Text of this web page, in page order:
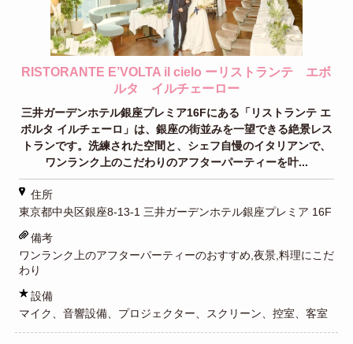
RISTORANTE E’VOLTA il cielo ーリストランテ エボ
ルタ イルチェーロー
三井ガーデンホテル銀座プレミア16Fにある「リストランテ エ
ボルタ イルチェーロ」は、銀座の街並みを一望できる絶景レス
トランです。洗練された空間と、シェフ自慢のイタリアンで、
ワンランク上のこだわりのアフターパーティーを叶...
住所
東京都中央区銀座8-13-1 三井ガーデンホテル銀座プレミア 16F
備考
ワンランク上のアフターパーティーのおすすめ,夜景,料理にこだ
わり
設備
マイク、音響設備、プロジェクター、スクリーン、控室、客室